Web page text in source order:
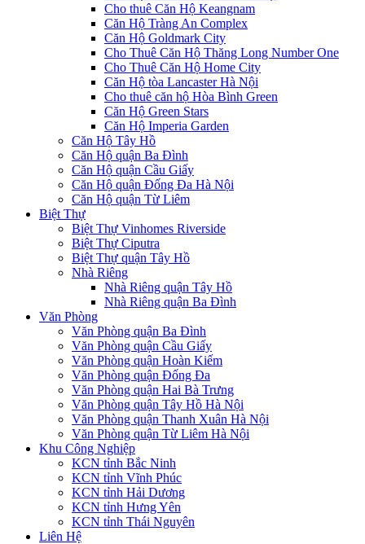
Cho thuê Căn Hộ Keangnam
Căn Hộ Tràng An Complex
Căn Hộ Goldmark City
Cho Thuê Căn Hộ Thăng Long Number One
Cho Thuê Căn Hộ Home City
Căn Hộ tòa Lancaster Hà Nội
Cho thuê căn hộ Hòa Bình Green
Căn Hộ Green Stars
Căn Hộ Imperia Garden
Căn Hộ Tây Hồ
Căn Hộ quận Ba Đình
Căn Hộ quận Cầu Giấy
Căn Hộ quận Đống Đa Hà Nội
Căn Hộ quận Từ Liêm
Biệt Thự
Biệt Thự Vinhomes Riverside
Biệt Thự Ciputra
Biệt Thự quận Tây Hồ
Nhà Riêng
Nhà Riêng quận Tây Hồ
Nhà Riêng quận Ba Đình
Văn Phòng
Văn Phòng quận Ba Đình
Văn Phòng quận Cầu Giấy
Văn Phòng quận Hoàn Kiếm
Văn Phòng quận Đống Đa
Văn Phòng quận Hai Bà Trưng
Văn Phòng quận Tây Hồ Hà Nội
Văn Phòng quận Thanh Xuân Hà Nội
Văn Phòng quận Từ Liêm Hà Nội
Khu Công Nghiệp
KCN tỉnh Bắc Ninh
KCN tỉnh Vĩnh Phúc
KCN tỉnh Hải Dương
KCN tỉnh Hưng Yên
KCN tỉnh Thái Nguyên
Liên Hệ